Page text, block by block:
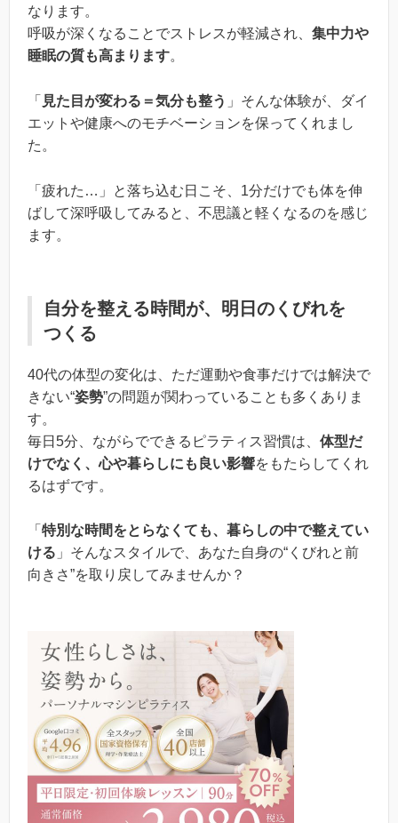
なります。
呼吸が深くなることでストレスが軽減され、 集中力や
睡眠の質も高まります。
「 見た目が変わる＝気分も整う 」そんな体験が、ダイ
エットや健康へのモチベーションを保ってくれまし
た。
「疲れた…」と落ち込む日こそ、1分だけでも体を伸
ばして深呼吸してみると、不思議と軽くなるのを感じ
ます。
自分を整える時間が、明日のくびれを
つくる
40代の体型の変化は、ただ運動や食事だけでは解決で
きない“姿勢”の問題が関わっていることも多くありま
す。
毎日5分、ながらでできるピラティス習慣は、 体型だ
けでなく、心や暮らしにも良い影響をもたらしてくれ
るはずです。
「 特別な時間をとらなくても、暮らしの中で整えてい
ける 」そんなスタイルで、あなた自身の“くびれと前
向きさ”を取り戻してみませんか？